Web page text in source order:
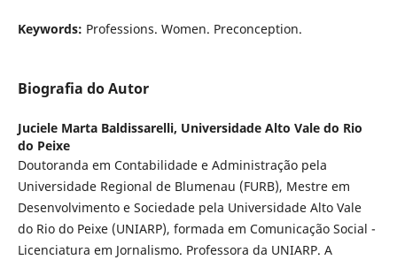
Keywords: Professions. Women. Preconception.
Biografia do Autor
Juciele Marta Baldissarelli, Universidade Alto Vale do Rio
do Peixe
Doutoranda em Contabilidade e Administração pela
Universidade Regional de Blumenau (FURB), Mestre em
Desenvolvimento e Sociedade pela Universidade Alto Vale
do Rio do Peixe (UNIARP), formada em Comunicação Social -
Licenciatura em Jornalismo. Professora da UNIARP. A